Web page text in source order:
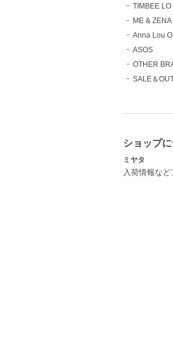
TIMBEE LO
ME & ZENA
Anna Lou
ASOS
OTHER
SALE＆
ショップ
ミヤタ
入荷情報な